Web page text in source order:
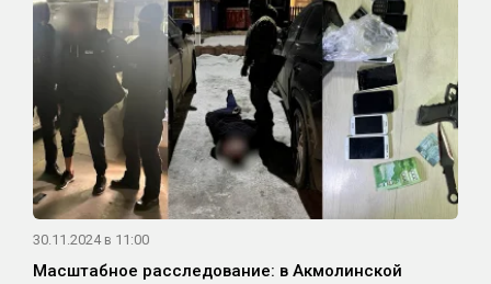
30.11.2024 в 11:00
Масштабное расследование: в Акмолинской